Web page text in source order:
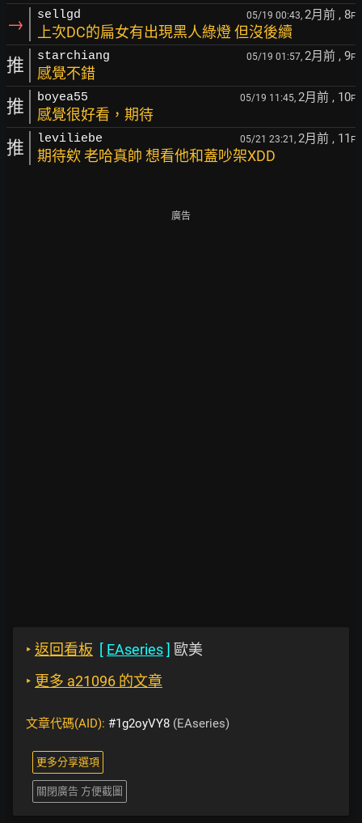
→ sellgd 05/19 00:43, 2月前 , 8F
上次DC的扁女有出現黑人綠燈 但沒後續
推 starchiang 05/19 01:57, 2月前 , 9F
感覺不錯
推 boyea55 05/19 11:45, 2月前 , 10F
感覺很好看，期待
推 leviliebe 05/21 23:21, 2月前 , 11 F
期待欸 老哈真帥 想看他和蓋吵架XDD
廣告
‣ 返回看板 [ EAseries] 歐美
‣ 更多 a21096 的文章
文章代碼(AID): #1g2oyVY8 (EAseries)
更多分享選項
關閉廣告 方便截圖